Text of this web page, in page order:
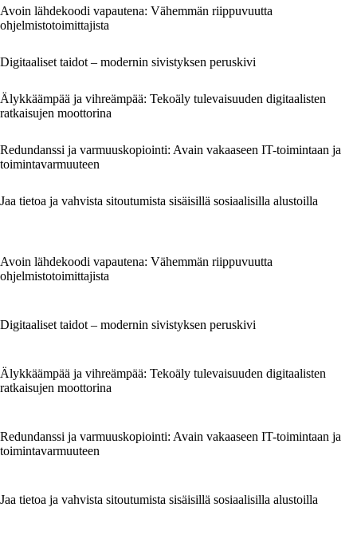
Avoin lähdekoodi vapautena: Vähemmän riippuvuutta
ohjelmistotoimittajista
Digitaaliset taidot – modernin sivistyksen peruskivi
Älykkäämpää ja vihreämpää: Tekoäly tulevaisuuden digitaalisten
ratkaisujen moottorina
Redundanssi ja varmuuskopiointi: Avain vakaaseen IT-toimintaan ja
toimintavarmuuteen
Jaa tietoa ja vahvista sitoutumista sisäisillä sosiaalisilla alustoilla
Avoin lähdekoodi vapautena: Vähemmän riippuvuutta
ohjelmistotoimittajista
Digitaaliset taidot – modernin sivistyksen peruskivi
Älykkäämpää ja vihreämpää: Tekoäly tulevaisuuden digitaalisten
ratkaisujen moottorina
Redundanssi ja varmuuskopiointi: Avain vakaaseen IT-toimintaan ja
toimintavarmuuteen
Jaa tietoa ja vahvista sitoutumista sisäisillä sosiaalisilla alustoilla